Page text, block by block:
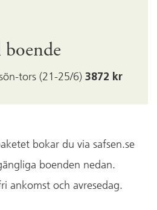
boende
tors (21-25/6) 3872 kr
bokar du via safsen.se
boenden nedan.
ankomst och avresedag.